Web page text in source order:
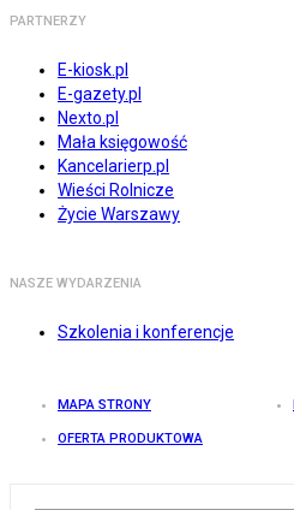
PARTNERZY
E-kiosk.pl
E-gazety.pl
Nexto.pl
Mała księgowość
Kancelarierp.pl
Wieści Rolnicze
Życie Warszawy
NASZE WYDARZENIA
Szkolenia i konferencje
MAPA STRONY
OFERTA PRODUKTOWA